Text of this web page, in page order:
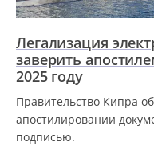
Легализация
заверить
2025 году
Правительство Кипра
апостилировании
подписью.